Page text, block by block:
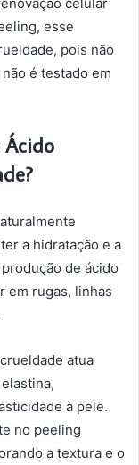
esse
pois não
é testado em
a hidratação e a
de ácido
em rugas, linhas
atua
à pele.
no peeling
a textura e o